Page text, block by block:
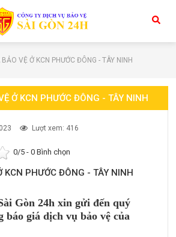
BẢO VỆ Ở KCN PHƯỚC ĐÔNG - TÂY NINH
Ở KCN PHƯỚC ĐÔNG - TÂY NINH
Lượt xem: 416
0/5 -0 Bình chọn
KCN PHƯỚC ĐÔNG - TÂY NINH
Gòn 24h xin gửi đến quý
báo giá dịch vụ bảo vệ của